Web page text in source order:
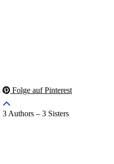
Folge auf Pinterest
3 Authors – 3 Sisters